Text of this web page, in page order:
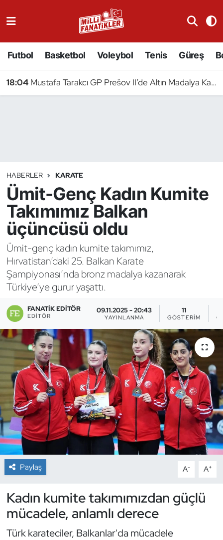
Futbol Basketbol Voleybol Tenis Güreş
18:04 Mustafa Tarakcı GP Prešov II’de Altın Madalya Kazandı
HABERLER KARATE
Ümit-Genç Kadın Kumite
Takımımız Balkan
üçüncüsü oldu
Ümit-genç kadın kumite takımımız,
Hırvatistan’daki 25. Balkan Karate
Şampiyonası’nda bronz madalya kazanarak
Türkiye’ye gurur yaşattı.
FANATIK EDITÖR
EDITÖR
09.11.2025 - 20:43
YAYINLANMA
11
GÖSTERIM
Paylaş A- A+
Kadın kumite takımımızdan güçlü
mücadele, anlamlı derece
Türk karateciler, Balkanlar'da mücadele
Badminton
Binicilik
Bisiklet
Boks
Briç
Buz Hokeyi
Buz Pateni
Çim Hokeyi
Cimnastik
Curling
Dağcılık
Dans Sporları
Dövüş Sanatı
E-Spor